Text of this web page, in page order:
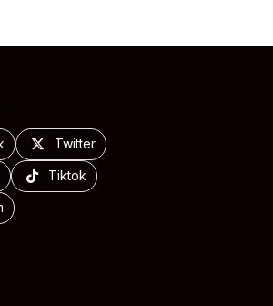
Twitter
Tiktok